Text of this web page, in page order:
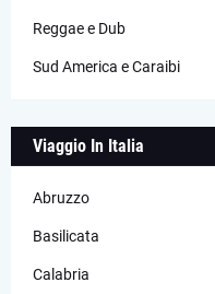
Reggae e Dub
Sud America e Caraibi
Viaggio In Italia
Abruzzo
Basilicata
Calabria